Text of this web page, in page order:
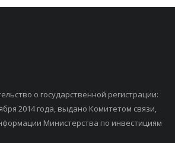
о государственной регистрации:
2014 года, выдано Комитетом связи,
Министерства по инвестициям